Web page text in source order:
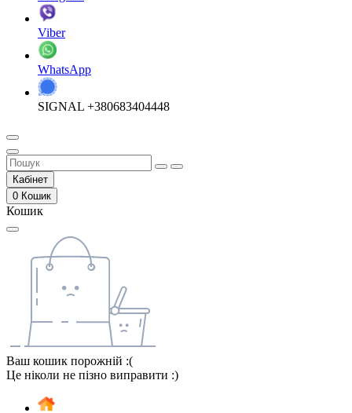
Viber
WhatsApp
SIGNAL +380683404448
Кабінет
0 Кошик
Кошик
Ваш кошик порожній :(
Це ніколи не пізно виправити :)